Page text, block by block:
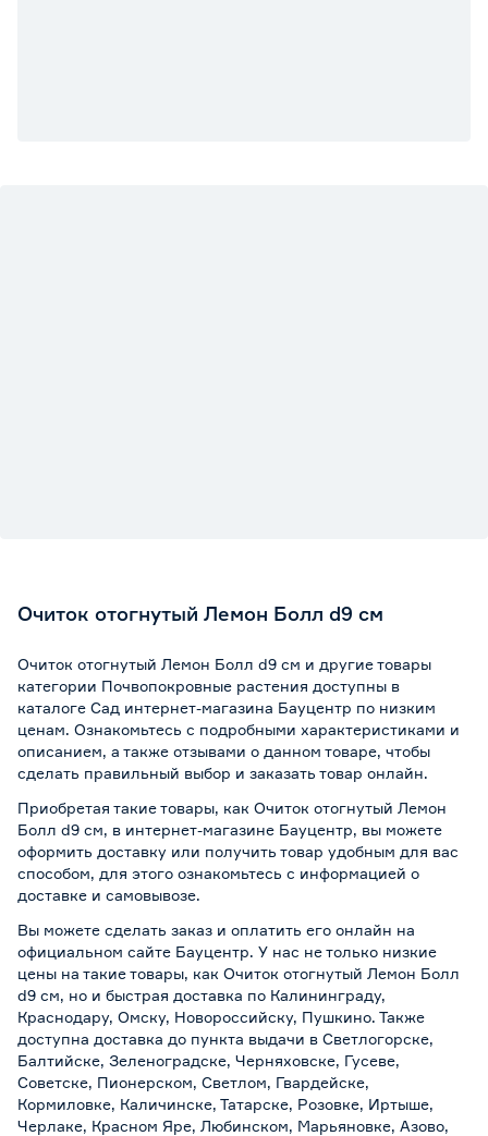
Очиток отогнутый Лемон Болл d9 см
Очиток отогнутый Лемон Болл d9 см и другие товары
категории Почвопокровные растения доступны в
каталоге Сад интернет-магазина Бауцентр по низким
ценам. Ознакомьтесь с подробными характеристиками и
описанием, а также отзывами о данном товаре, чтобы
сделать правильный выбор и заказать товар онлайн.
Приобретая такие товары, как Очиток отогнутый Лемон
Болл d9 см, в интернет-магазине Бауцентр, вы можете
оформить доставку или получить товар удобным для вас
способом, для этого ознакомьтесь с информацией о
доставке и самовывозе.
Вы можете сделать заказ и оплатить его онлайн на
официальном сайте Бауцентр. У нас не только низкие
цены на такие товары, как Очиток отогнутый Лемон Болл
d9 см, но и быстрая доставка по Калининграду,
Краснодару, Омску, Новороссийску, Пушкино. Также
доступна доставка до пункта выдачи в Светлогорске,
Балтийске, Зеленоградске, Черняховске, Гусеве,
Советске, Пионерском, Светлом, Гвардейске,
Кормиловке, Каличинске, Татарске, Розовке, Иртыше,
Черлаке, Красном Яре, Любинском, Марьяновке, Азово,